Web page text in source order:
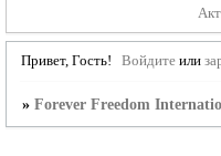
Привет, Гость! Войдитеили
» Forever Freedom